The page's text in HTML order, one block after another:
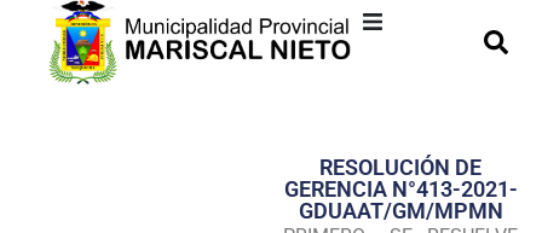
Transparencia
RESOLUCIÓN DE
GERENCIA N°413-2021-
GDUAAT/GM/MPMN